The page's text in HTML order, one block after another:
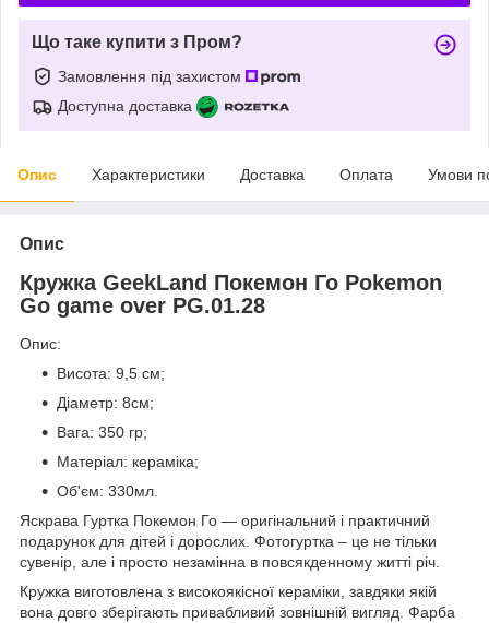
Що таке купити з Пром?
Замовлення під захистом
Доступна доставка
Опис Характеристики Доставка Оплата Умови
Опис
Кружка GeekLand Покемон Го Pokemon
Go game over PG.01.28
Опис:
Висота: 9,5 см;
Діаметр: 8см;
Вага: 350 гр;
Матеріал: кераміка;
Об'єм: 330мл.
Яскрава Гуртка Покемон Го ― оригінальний і практичний
подарунок для дітей і дорослих. Фотогуртка – це не тільки
сувенір, але і просто незамінна в повсякденному житті річ.
Кружка виготовлена з високоякісної кераміки, завдяки якій
вона довго зберігають привабливий зовнішній вигляд. Фарба